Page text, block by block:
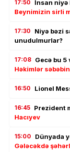
17:50 İnsan niyə
Beynimizin sirli
17:30
Niyə bəzi
unudulmurlar?
17:08 Gecə bu
Həkimlər
16:50 Lionel
16:45 Prezident
Hacıyev
15:00
Dünyada
Gələcəkdə